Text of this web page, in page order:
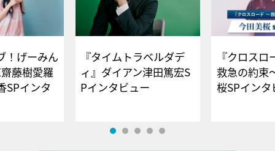
！げーみん
藤樹愛羅
SPインタ
『タイムトラベルダデ
ィ』ダイアン津田篤宏S
Pインタビュー
『クロス
救急の約束
桜SPイ